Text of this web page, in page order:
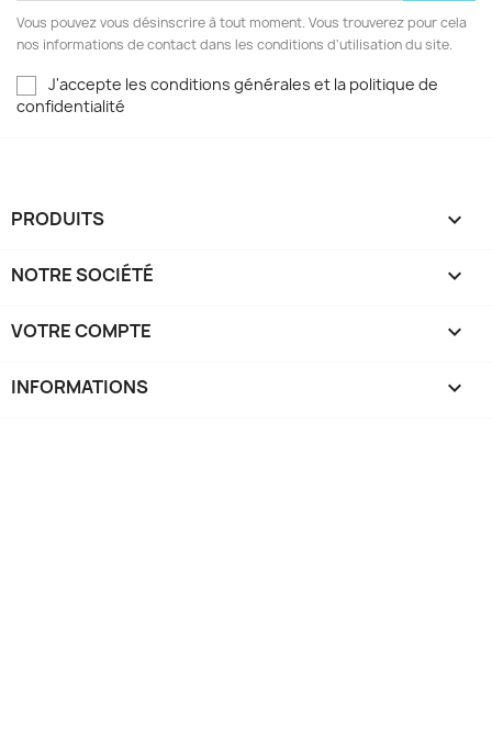
Vous pouvez vous désinscrire à tout moment. Vous trouverez pour cela
nos informations de contact dans les conditions d'utilisation du site.
J'accepte les conditions générales et la politique de
confidentialité
PRODUITS 
NOTRE SOCIÉTÉ 
VOTRE COMPTE 
INFORMATIONS keyboard_arrow_down